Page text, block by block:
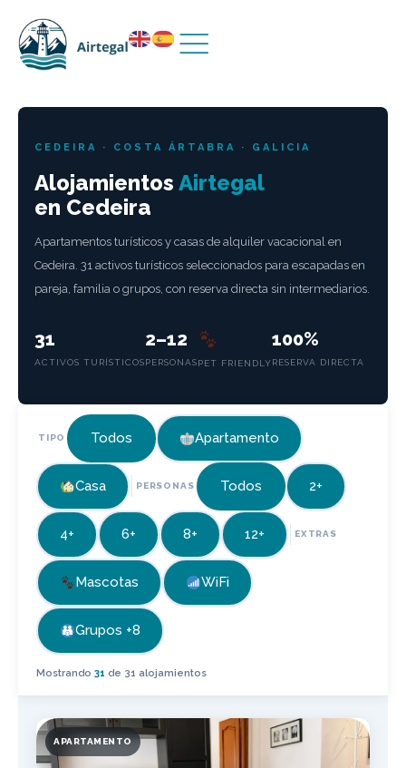
contenido
CEDEIRA · COSTA ÁRTABRA · GALICIA
Alojamientos Airtegal
en Cedeira
Apartamentos turísticos y casas de alquiler vacacional en
Cedeira. 31 activos turísticos seleccionados para escapadas en
pareja, familia o grupos, con reserva directa sin intermediarios.
31
ACTIVOS TURÍSTICOS
2–12
PERSONASPET FRIENDLY
100%
RESERVA DIRECTA
TIPO Todos Apartamento
Casa PERSONAS Todos 2+
4+ 6+ 8+ 12+ EXTRAS
Mascotas WiFi
Grupos +8
Mostrando 31 de 31 alojamientos
APARTAMENTO